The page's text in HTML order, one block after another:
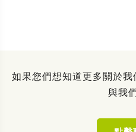
如果您們想知道更多關於
與我